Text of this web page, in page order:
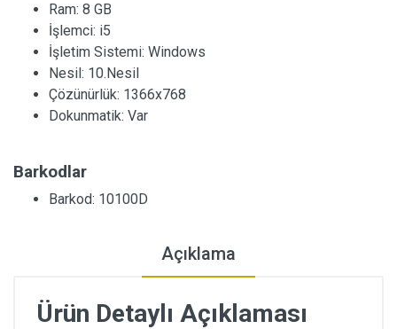
Ram: 8 GB
İşlemci: i5
İşletim Sistemi: Windows
Nesil: 10.Nesil
Çözünürlük: 1366x768
Dokunmatik: Var
Barkodlar
Barkod: 10100D
Açıklama
Ürün Detaylı Açıklaması